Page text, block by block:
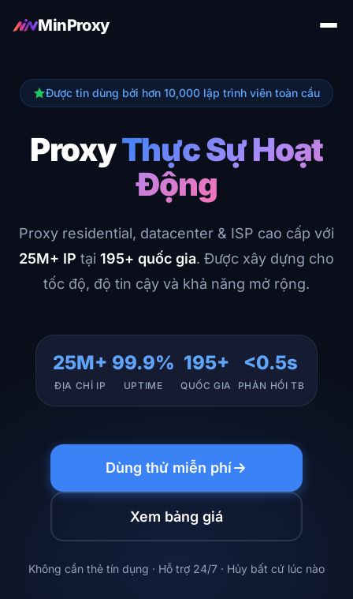
MinProxy
Được tin dùng bởi hơn 10,000 lập trình viên toàn cầu
ProxyThực Sự Hoạt
Động
Proxy residential, datacenter & ISP cao cấp với
25M+ IP tại 195+ quốc gia. Được xây dựng cho
tốc độ, độ tin cậy và khả năng mở rộng.
25M+
ĐỊA CHỈ IP
99.9%
UPTIME
195+
QUỐC GIA
<0.5s
PHẢN HỒI TB
Dùng thử miễn phí
Xem bảng giá
Không cần thẻ tín dụng · Hỗ trợ 24/7 · Hủy bất cứ lúc nào